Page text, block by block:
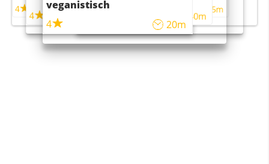
4
4 45m
veganistisch
4
20m
40m
4 55m